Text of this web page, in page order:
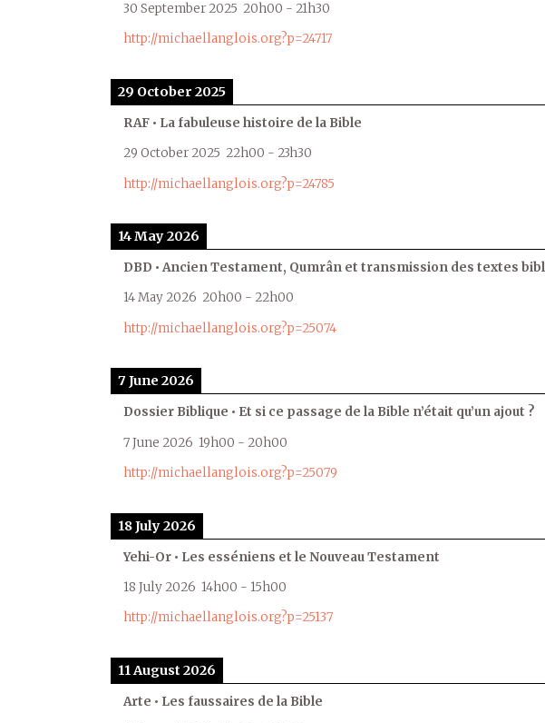
30 September 2025 20h00 - 21h30
http://michaellanglois.org?p=24717
29 October 2025
RAF • La fabuleuse histoire de la Bible
29 October 2025 22h00 - 23h30
http://michaellanglois.org?p=24785
14 May 2026
DBD • Ancien Testament, Qumrân et transmission des textes
14 May 2026 20h00 - 22h00
http://michaellanglois.org?p=25074
7 June 2026
Dossier Biblique • Et si ce passage de la Bible n’était qu’un ajout ?
7 June 2026 19h00 - 20h00
http://michaellanglois.org?p=25079
18 July 2026
Yehi-Or • Les esséniens et le Nouveau Testament
18 July 2026 14h00 - 15h00
http://michaellanglois.org?p=25137
11 August 2026
Arte • Les faussaires de la Bible